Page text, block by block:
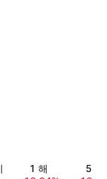
1 해
5 해